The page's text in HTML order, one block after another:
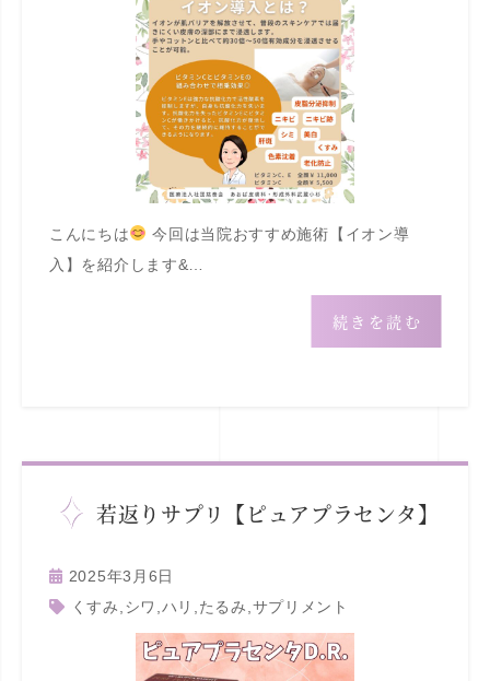
こんにちは
今回は当院おすすめ施術【イオン導
入】を紹介します&…
続きを読む
若返りサプリ【ピュアプラセンタ】
2025年3月6日
くすみ シワ ハリ たるみ サプリメント